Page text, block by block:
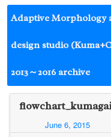
Skip
to
content
Adaptive Morphology
design studio
2013～2016 archive
June 6, 2015